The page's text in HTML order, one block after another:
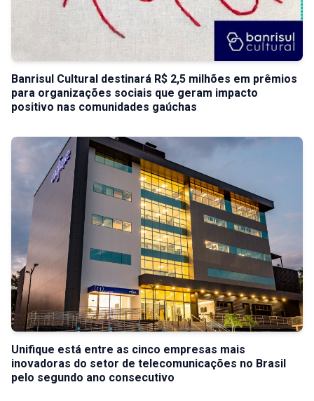
Banrisul Cultural destinará R$ 2,5 milhões em prêmios
para organizações sociais que geram impacto
positivo nas comunidades gaúchas
Unifique está entre as cinco empresas mais
inovadoras do setor de telecomunicações no Brasil
pelo segundo ano consecutivo